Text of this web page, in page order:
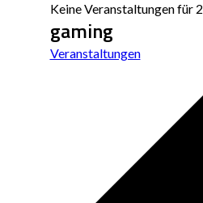
Keine Veranstaltungen für
gaming
Veranstaltungen